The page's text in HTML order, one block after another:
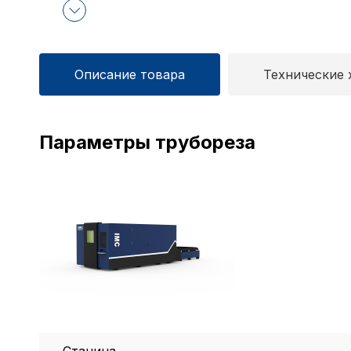
Описание товара Технические
Параметры трубореза